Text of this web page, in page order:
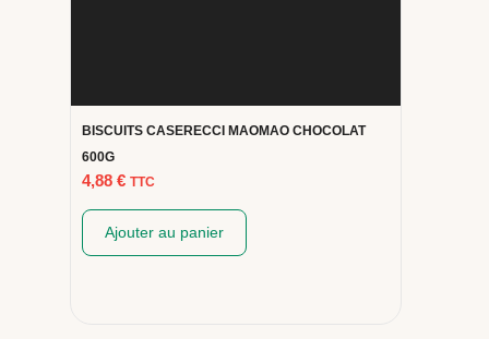
BISCUITS CASERECCI MAOMAO CHOCOLAT
600G
4,88 € TTC
Ajouter au panier